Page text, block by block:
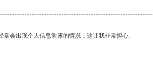
会出现个人信息泄露的情况，这让我非常担心。